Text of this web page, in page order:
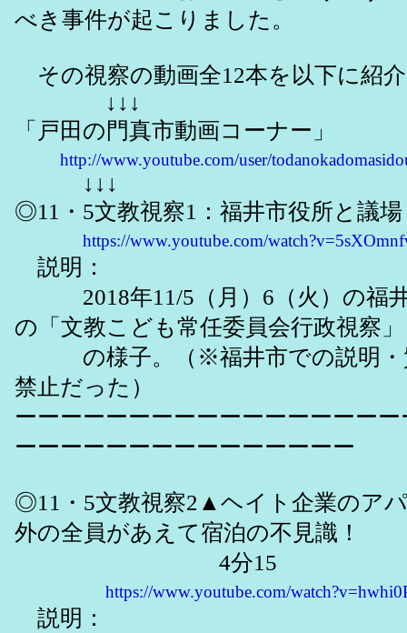
べき事件が起こりました。
その視察の動画全12本を以下に紹
↓↓↓
「戸田の門真市動画コーナー」
http://www.youtube.com/user/
↓↓↓
◎11・5文教視察1：福井市役所と議場
https://www.youtube.com/
説明：
2018年11/5（月）6（火）の福井
の「文教こども常任委員会行政視察」
の様子。（※福井市での説明・
禁止だった）
ーーーーーーーーーーーーーーーー
ーーーーーーーーーーーーーーー
◎11・5文教視察2▲ヘイト企業のア
外の全員があえて宿泊の不見識！
4分15
https://www.youtube.com/
説明：